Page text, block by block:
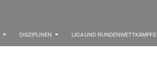
DISZIPLINEN LIGA UND RUNDENWETTKÄMPFE